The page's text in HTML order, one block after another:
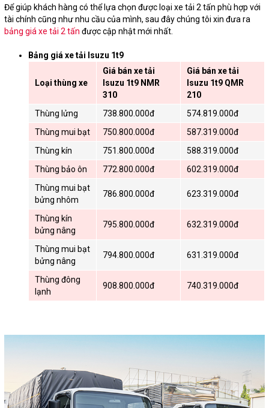
Để giúp khách hàng có thể lựa chọn được loại xe tải 2 tấn phù hợp với
tài chính cũng như nhu cầu của mình, sau đây chúng tôi xin đưa ra
bảng giá xe tải 2 tấn được cập nhật mới nhất.
Bảng giá xe tải Isuzu 1t9
Loại thùng xe
Giá bán xe tải
Isuzu 1t9 NMR
310
Giá bán xe tải
Isuzu 1t9 QMR
210
Thùng lửng
738.800.000đ
574.819.000đ
Thùng mui bạt
750.800.000đ
587.319.000đ
Thùng kín
751.800.000đ
588.319.000đ
Thùng bảo ôn
772.800.000đ
602.319.000đ
Thùng mui bạt
bửng nhôm
786.800.000đ 623.319.000đ
Thùng kín
bửng nâng
795.800.000đ 632.319.000đ
Thùng mui bạt
bửng nâng
794.800.000đ 631.319.000đ
Thùng đông
lạnh
908.800.000đ 740.319.000đ